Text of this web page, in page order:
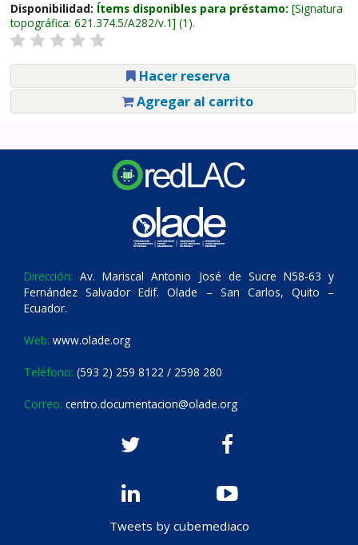
Disponibilidad: Ítems disponibles para préstamo: Signatura
topográfica: 621.374.5/A282/v.1 (1).
Hacer reserva
Agregar al carrito
Dirección: Av. Mariscal Antonio José de Sucre N58-63 y
Fernández Salvador Edif. Olade – San Carlos, Quito –
Ecuador.
Web: www.olade.org
Teléfono: (593 2) 259 8122 / 2598 280
Correo: centro.documentacion@olade.org
Tweets by cubemediaco